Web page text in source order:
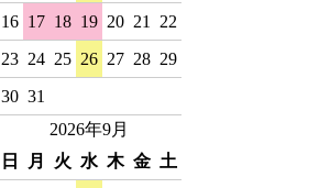
16 17 18 19 20 21
22
23 24 25 26 27 28 29
30 31
2026年9月
日
月 火 水 木 金 土